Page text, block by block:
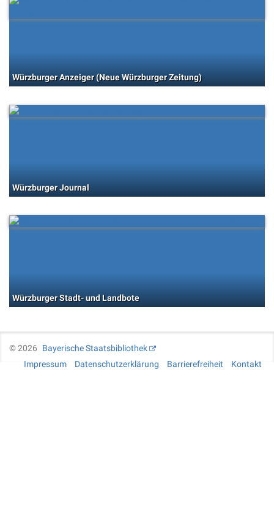
Würzburger Anzeiger (Neue Würzburger Zeitung)
Würzburger Journal
Würzburger Stadt- und Landbote
©2026
Bayerische Staatsbibliothek
Impressum
Datenschutzerklärung Barrierefreiheit Kontakt